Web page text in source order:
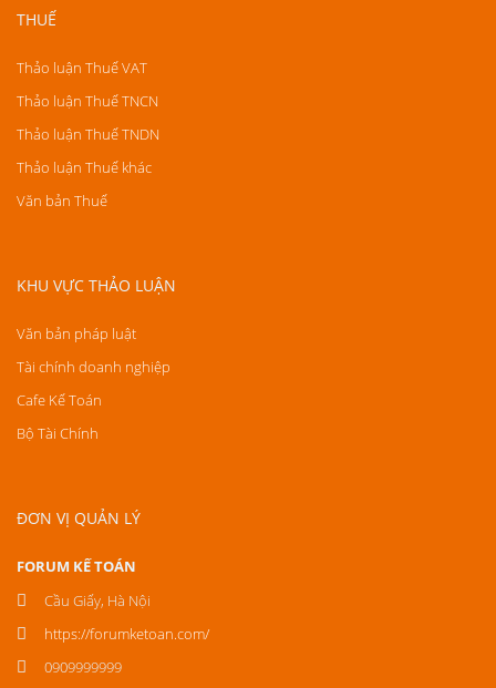
THUẾ
Thảo luận Thuế VAT
Thảo luận Thuế TNCN
Thảo luận Thuế TNDN
Thảo luận Thuế khác
Văn bản Thuế
KHU VỰC THẢO LUẬN
Văn bản pháp luật
Tài chính doanh nghiệp
Cafe Kế Toán
Bộ Tài Chính
ĐƠN VỊ QUẢN LÝ
FORUM KẾ TOÁN
Cầu Giấy, Hà Nội
https://forumketoan.com/
0909999999